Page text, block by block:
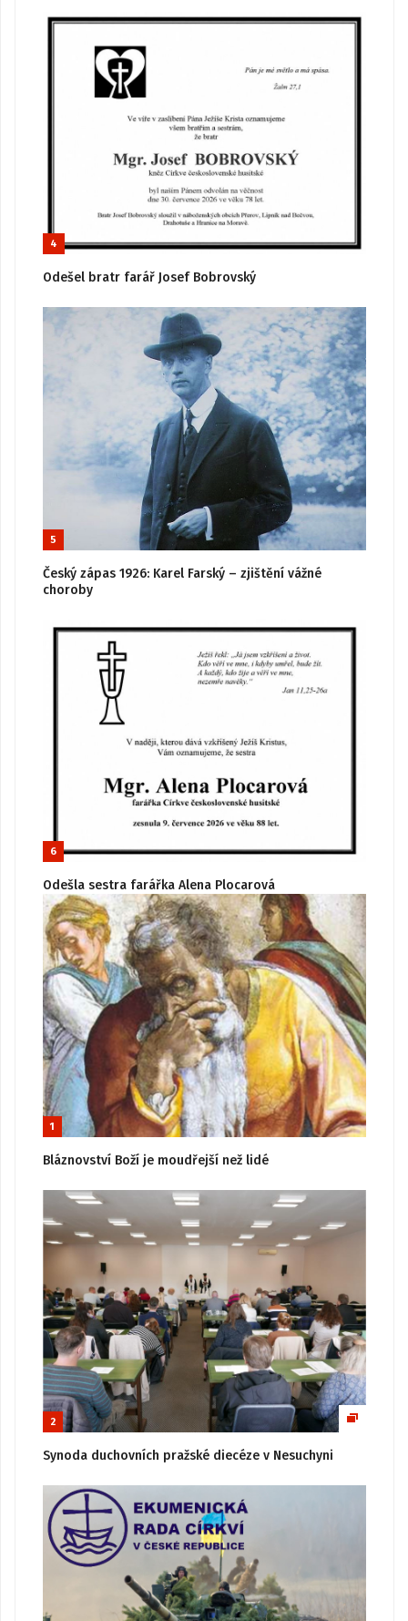
4
Odešel bratr farář Josef Bobrovský
5
Český zápas 1926: Karel Farský – zjištění vážné
choroby
6
Odešla sestra farářka Alena Plocarová
1
Bláznovství Boží je moudřejší než lidé
2
Synoda duchovních pražské diecéze v Nesuchyni